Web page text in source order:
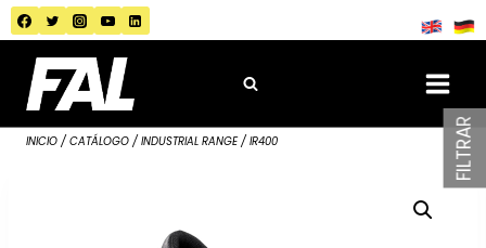
Saltar
al
contenido
INICIO / CATÁLOGO / INDUSTRIAL RANGE / IR400 FILTRAR